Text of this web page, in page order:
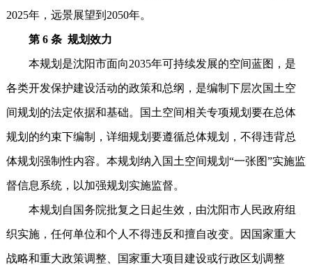
2025年，远景展望到2050年。
第 6 条 规划效力
本规划是沈阳市面向2035年可持续发展的空间蓝图，是
各类开发保护建设活动的政策和总纲，是编制下层次国土空
间规划的法定依据和基础。国土空间相关专项规划要在总体
规划的约束下编制，详细规划要遵循总体规划，不得违背总
体规划强制性内容。本规划纳入国土空间规划“一张图”实施监
督信息系统，以加强规划实施监督。
本规划自国务院批复之日起生效，由沈阳市人民政府组
织实施，任何单位和个人不得违反和擅自改变。因国家重大
战略和重大政策调整、国家重大项目建设或行政区划调整